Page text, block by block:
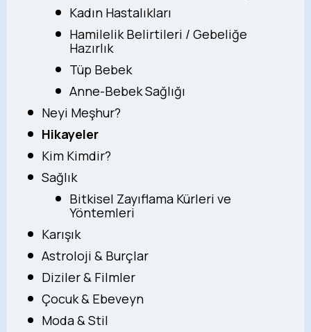
Kadın Hastalıkları
Hamilelik Belirtileri / Gebeliğe
Hazırlık
Tüp Bebek
Anne-Bebek Sağlığı
Neyi Meşhur?
Hikayeler
Kim Kimdir?
Sağlık
Bitkisel Zayıflama Kürleri ve
Yöntemleri
Karışık
Astroloji & Burçlar
Diziler & Filmler
Çocuk & Ebeveyn
Moda & Stil